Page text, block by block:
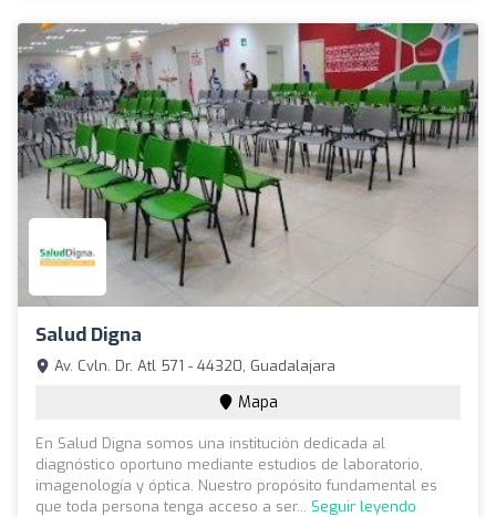
Salud Digna
Av. Cvln. Dr. Atl 571 - 44320, Guadalajara
Mapa
En Salud Digna somos una institución dedicada al
diagnóstico oportuno mediante estudios de laboratorio,
imagenología y óptica. Nuestro propósito fundamental es
que toda persona tenga acceso a ser... Seguir leyendo